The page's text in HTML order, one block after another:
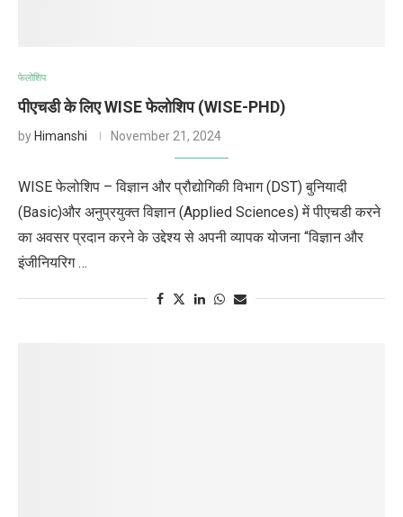
फेलोशिप
पीएचडी के लिए WISE फेलोशिप (WISE-PHD)
by Himanshi November 21, 2024
WISE फेलोशिप – विज्ञान और प्रौद्योगिकी विभाग (DST) बुनियादी
(Basic)और अनुप्रयुक्त विज्ञान (Applied Sciences) में पीएचडी करने
का अवसर प्रदान करने के उद्देश्य से अपनी व्यापक योजना “विज्ञान और
इंजीनियरिग …